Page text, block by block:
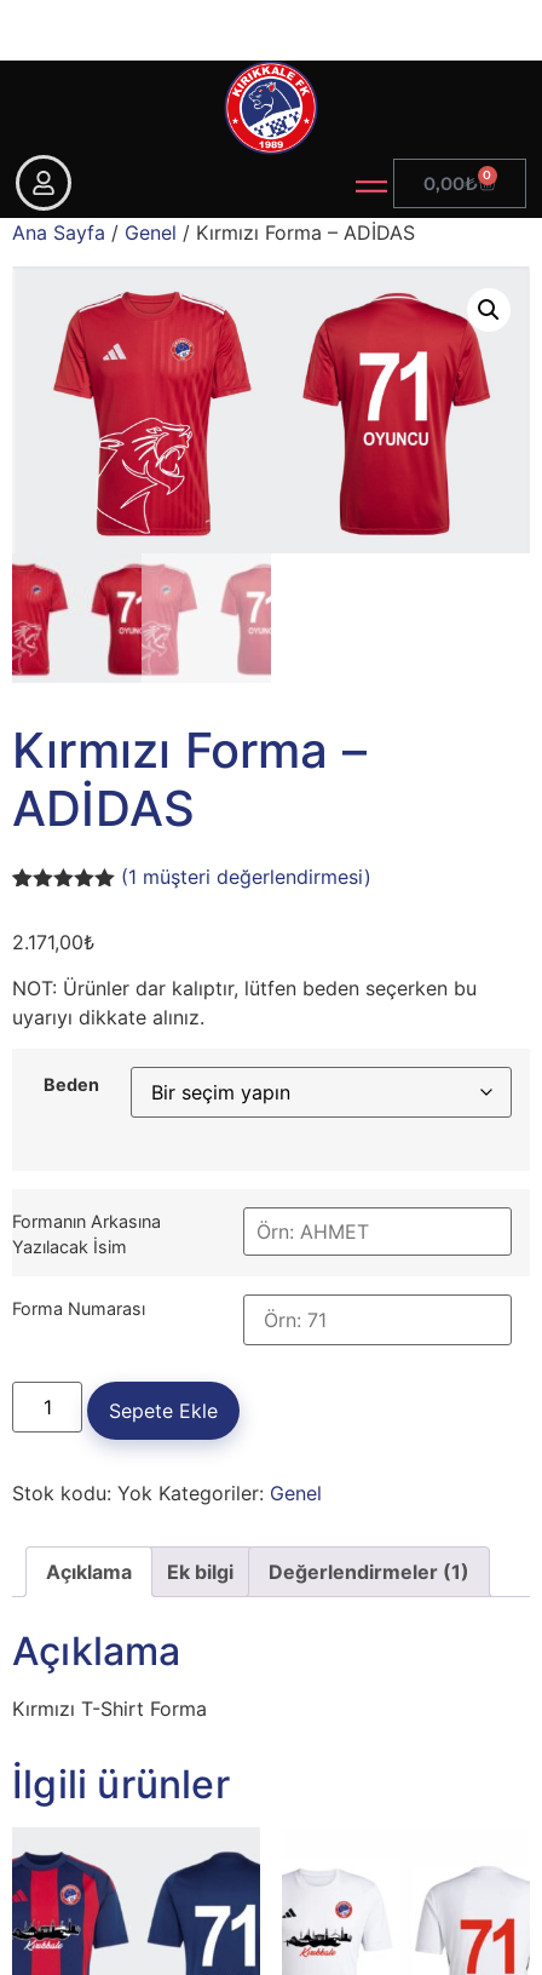
0,00₺ 0
Ana Sayfa / Genel / Kırmızı Forma – ADİDAS
Kırmızı Forma –
ADİDAS
dayanarak 5
5.00puan
(1 müşteri değerlendirmesi)
2.171,00₺
NOT: Ürünler dar kalıptır, lütfen beden seçerken bu
uyarıyı dikkate alınız.
Beden
Formanın Arkasına
Yazılacak İsim
Forma Numarası
Sepete Ekle
Stok kodu: Yok Kategoriler: Genel
Açıklama Ek bilgi Değerlendirmeler (1)
Açıklama
Kırmızı T-Shirt Forma
İlgili ürünler